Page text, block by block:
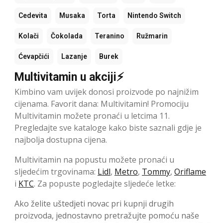
Cedevita Musaka Torta Nintendo Switch
Kolači Čokolada Teranino Ružmarin
Ćevapčići Lazanje Burek
Multivitamin u akciji⚡
Kimbino vam uvijek donosi proizvode po najnižim
cijenama. Favorit dana: Multivitamin! Promociju
Multivitamin možete pronaći u letcima 11.
Pregledajte sve kataloge kako biste saznali gdje je
najbolja dostupna cijena.
Multivitamin na popustu možete pronaći u
sljedećim trgovinama: Lidl, Metro, Tommy, Oriflame
i KTC. Za popuste pogledajte sljedeće letke:
Ako želite uštedjeti novac pri kupnji drugih
proizvoda, jednostavno pretražujte pomoću naše